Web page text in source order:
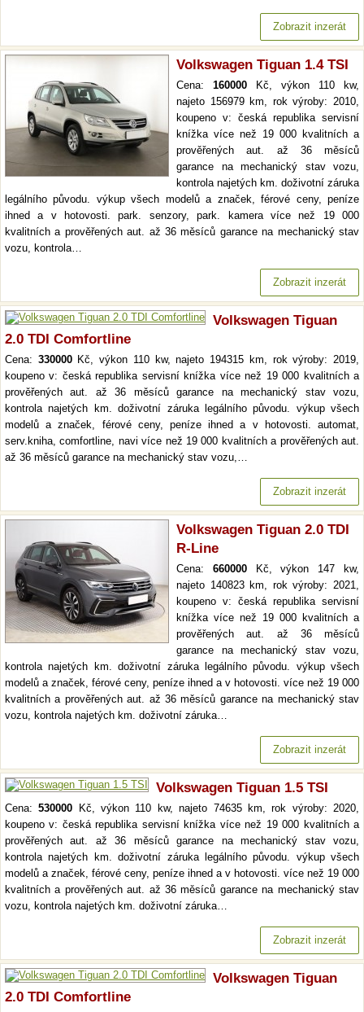
Zobrazit inzerát
Volkswagen Tiguan 1.4 TSI
Cena: 160000 Kč, výkon 110 kw,
najeto 156979 km, rok výroby: 2010,
koupeno v: česká republika servisní
knížka více než 19 000 kvalitních a
prověřených aut. až 36 měsíců
garance na mechanický stav vozu,
kontrola najetých km. doživotní záruka
legálního původu. výkup všech modelů a značek, férové ceny, peníze
ihned a v hotovosti. park. senzory, park. kamera více než 19 000
kvalitních a prověřených aut. až 36 měsíců garance na mechanický stav
vozu, kontrola…
Zobrazit inzerát
Volkswagen Tiguan
2.0 TDI Comfortline
Cena: 330000Kč, výkon 110 kw, najeto 194315 km, rok výroby: 2019,
koupeno v: česká republika servisní knížka více než 19 000 kvalitních a
prověřených aut. až 36 měsíců garance na mechanický stav vozu,
kontrola najetých km. doživotní záruka legálního původu. výkup všech
modelů a značek, férové ceny, peníze ihned a v hotovosti. automat,
serv.kniha, comfortline, navi více než 19 000 kvalitních a prověřených aut.
až 36 měsíců garance na mechanický stav vozu,…
Zobrazit inzerát
Volkswagen Tiguan 2.0 TDI
R-Line
Cena: 660000Kč, výkon 147 kw,
najeto 140823 km, rok výroby: 2021,
koupeno v: česká republika servisní
knížka více než 19 000 kvalitních a
prověřených aut. až 36 měsíců
garance na mechanický stav vozu,
kontrola najetých km. doživotní záruka legálního původu. výkup všech
modelů a značek, férové ceny, peníze ihned a v hotovosti. více než 19 000
kvalitních a prověřených aut. až 36 měsíců garance na mechanický stav
vozu, kontrola najetých km. doživotní záruka…
Zobrazit inzerát
Volkswagen Tiguan 1.5 TSI
Cena:530000 Kč, výkon 110 kw, najeto 74635 km, rok výroby: 2020,
koupeno v: česká republika servisní knížka více než 19 000 kvalitních a
prověřených aut. až 36 měsíců garance na mechanický stav vozu,
kontrola najetých km. doživotní záruka legálního původu. výkup všech
modelů a značek, férové ceny, peníze ihned a v hotovosti. více než 19 000
kvalitních a prověřených aut. až 36 měsíců garance na mechanický stav
vozu, kontrola najetých km. doživotní záruka…
Zobrazit inzerát
Volkswagen Tiguan
2.0 TDI Comfortline